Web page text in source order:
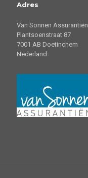
Adres
Van Sonnen Assurantiën
Plantsoenstraat 87
7001 AB Doetinchem
Nederland